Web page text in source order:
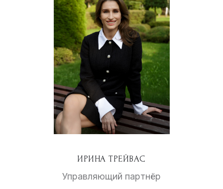
ИРИНА ТРЕЙВАС
Управляющий партнёр